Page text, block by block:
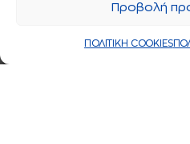
Προβολή
ΠΟΛΙΤΙΚΗ COOKIES